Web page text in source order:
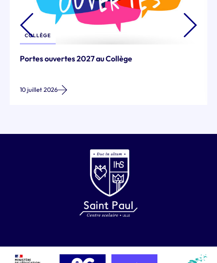
COLLÈGE
Portes ouvertes 2027 au Collège
10 juillet 2026